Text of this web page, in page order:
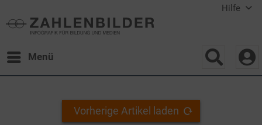
Hilfe
Menü
Vorherige Artikel laden